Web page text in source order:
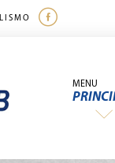
MENU